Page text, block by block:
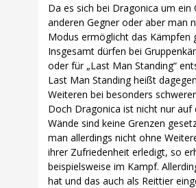
Da es sich bei Dragonica um
anderen Gegner oder aber man
Modus ermöglicht das Kämpfen
Insgesamt dürfen bei
oder für „Last Man Standing“
Last Man Standing heißt
Weiteren bei besonders
Doch Dragonica ist nicht nur auf
Wände sind keine Grenzen
man allerdings nicht ohne
ihrer Zufriedenheit erledigt, so
beispielsweise im Kampf.
hat und das auch als Reittier